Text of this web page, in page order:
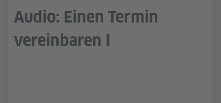
Audio: Einen Termin
vereinbaren I